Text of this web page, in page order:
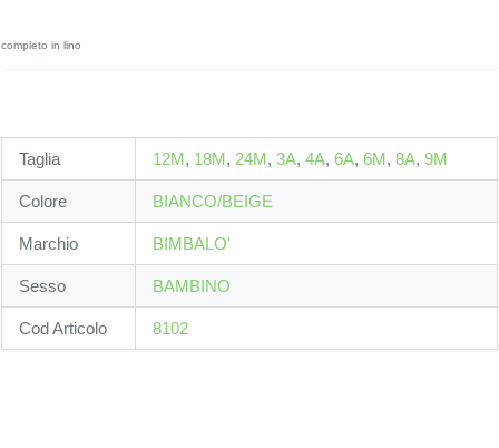
completo in lino
Taglia 12M, 18M, 24M, 3A, 4A, 6A, 6M, 8A, 9M
Colore BIANCO/BEIGE
Marchio BIMBALO'
Sesso BAMBINO
Cod Articolo 8102